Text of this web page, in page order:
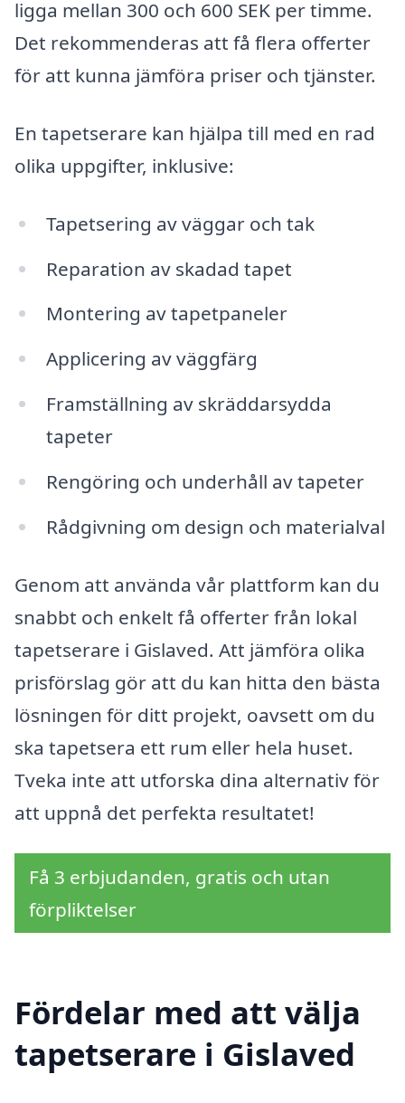
ligga mellan 300 och 600 SEK per timme.
Det rekommenderas att få flera offerter
för att kunna jämföra priser och tjänster.
En tapetserare kan hjälpa till med en rad
olika uppgifter, inklusive:
Tapetsering av väggar och tak
Reparation av skadad tapet
Montering av tapetpaneler
Applicering av väggfärg
Framställning av skräddarsydda
tapeter
Rengöring och underhåll av tapeter
Rådgivning om design och materialval
Genom att använda vår plattform kan du
snabbt och enkelt få offerter från lokal
tapetserare i Gislaved. Att jämföra olika
prisförslag gör att du kan hitta den bästa
lösningen för ditt projekt, oavsett om du
ska tapetsera ett rum eller hela huset.
Tveka inte att utforska dina alternativ för
att uppnå det perfekta resultatet!
Få 3 erbjudanden, gratis och utan
förpliktelser
Fördelar med att välja
tapetserare i Gislaved